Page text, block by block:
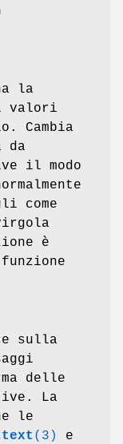
la
valori
Cambia
da
il modo
come
è
sulla
delle
La
le
(3)
e